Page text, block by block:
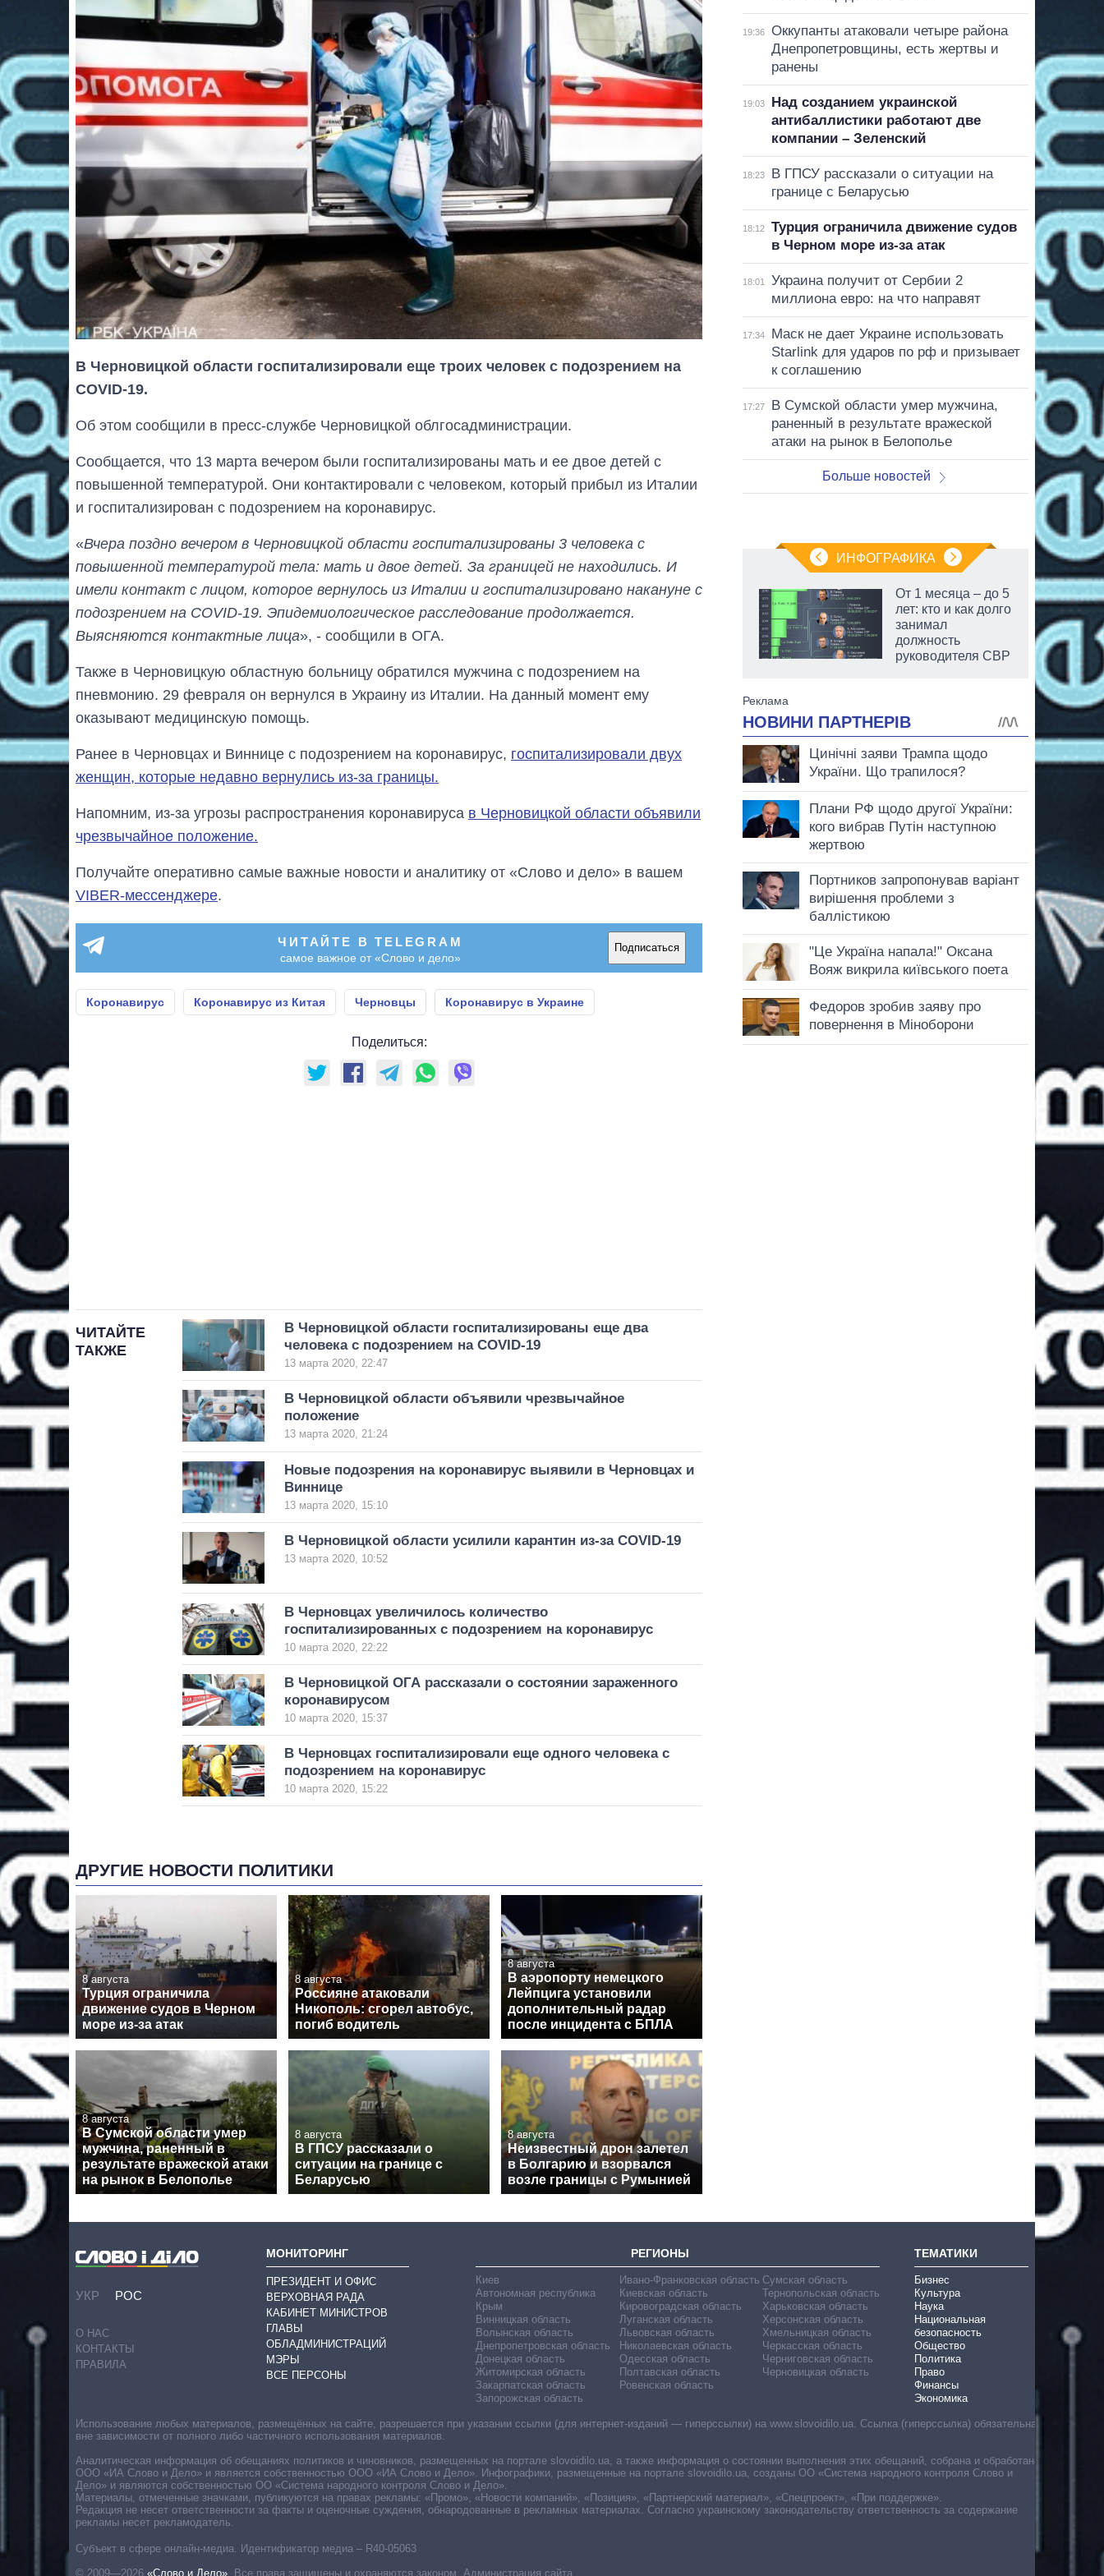
В Черновицкой области госпитализировали еще троих человек с подозрением на
COVID-19.
Об этом сообщили в пресс-службе Черновицкой облгосадминистрации.
Сообщается, что 13 марта вечером были госпитализированы мать и ее двое детей с
повышенной температурой. Они контактировали с человеком, который прибыл из Италии
и госпитализирован с подозрением на коронавирус.
«Вчера поздно вечером в Черновицкой области госпитализированы 3 человека с
повышенной температурой тела: мать и двое детей. За границей не находились. И
имели контакт с лицом, которое вернулось из Италии и госпитализировано накануне с
подозрением на COVID-19. Эпидемиологическое расследование продолжается.
Выясняются контактные лица», - сообщили в ОГА.
Также в Черновицкую областную больницу обратился мужчина с подозрением на
пневмонию. 29 февраля он вернулся в Украину из Италии. На данный момент ему
оказывают медицинскую помощь.
Ранее в Черновцах и Виннице с подозрением на коронавирус, госпитализировали двух
женщин, которые недавно вернулись из-за границы.
Напомним, из-за угрозы распространения коронавируса в Черновицкой области объявили
чрезвычайное положение.
Получайте оперативно самые важные новости и аналитику от «Слово и дело» в вашем
VIBER-мессенджере.
ЧИТАЙТЕ В TELEGRAM
самое важное от «Слово и дело»
Подписаться
Коронавирус Коронавирус из Китая Черновцы Коронавирус в Украине
Поделиться:
ЧИТАЙТЕ
ТАКЖЕ
В Черновицкой области госпитализированы еще два
человека с подозрением на COVID-19
13 марта 2020, 22:47
В Черновицкой области объявили чрезвычайное
положение
13 марта 2020, 21:24
Новые подозрения на коронавирус выявили в Черновцах и
Виннице
13 марта 2020, 15:10
В Черновицкой области усилили карантин из-за COVID-19
13 марта 2020, 10:52
В Черновцах увеличилось количество
госпитализированных с подозрением на коронавирус
10 марта 2020, 22:22
В Черновицкой ОГА рассказали о состоянии зараженного
коронавирусом
10 марта 2020, 15:37
В Черновцах госпитализировали еще одного человека с
подозрением на коронавирус
10 марта 2020, 15:22
ДРУГИЕ НОВОСТИ ПОЛИТИКИ
8 августа
Турция ограничила
движение судов в Черном
море из-за атак
8 августа
Россияне атаковали
Никополь: сгорел автобус,
погиб водитель
8 августа
В аэропорту немецкого
Лейпцига установили
дополнительный радар
после инцидента с БПЛА
8 августа
В Сумской области умер
мужчина, раненный в
результате вражеской атаки
на рынок в Белополье
8 августа
В ГПСУ рассказали о
ситуации на границе с
Беларусью
8 августа
Неизвестный дрон залетел
в Болгарию и взорвался
возле границы с Румынией
19:36
Оккупанты атаковали четыре района
Днепропетровщины, есть жертвы и
ранены
19:03
Над созданием украинской
антибаллистики работают две
компании – Зеленский
18:23
В ГПСУ рассказали о ситуации на
границе с Беларусью
18:12
Турция ограничила движение судов
в Черном море из-за атак
18:01
Украина получит от Сербии 2
миллиона евро: на что направят
17:34
Маск не дает Украине использовать
Starlink для ударов по рф и призывает
к соглашению
17:27
В Сумской области умер мужчина,
раненный в результате вражеской
атаки на рынок в Белополье
Больше новостей
ИНФОГРАФИКА
Как за 10 лет
изменилось
магистратуру и
аспирантуру
От 1 месяца – до 5
лет: кто и как долго
занимал
должность
руководителя СВР
УКР РОС
О НАС
КОНТАКТЫ
ПРАВИЛА
МОНИТОРИНГ
ПРЕЗИДЕНТ И ОФИС
ВЕРХОВНАЯ РАДА
КАБИНЕТ МИНИСТРОВ
ГЛАВЫ
ОБЛАДМИНИСТРАЦИЙ
МЭРЫ
ВСЕ ПЕРСОНЫ
РЕГИОНЫ
Киев
Автономная республика
Крым
Винницкая область
Волынская область
Днепропетровская область
Донецкая область
Житомирская область
Закарпатская область
Запорожская область
Ивано-Франковская область
Киевская область
Кировоградская область
Луганская область
Львовская область
Николаевская область
Одесская область
Полтавская область
Ровенская область
Сумская область
Тернопольская область
Харьковская область
Херсонская область
Хмельницкая область
Черкасская область
Черниговская область
Черновицкая область
ТЕМАТИКИ
Бизнес
Культура
Наука
Национальная
безопасность
Общество
Политика
Право
Финансы
Экономика
Субъект в сфере онлайн-медиа. Идентификатор медиа – R40-05063
© 2009—2026 «Слово и Дело» Все права защищены и охраняются законом. Администрация сайта
Использование любых материалов, размещённых на сайте, разрешается при указании ссылки (для интернет-изданий — гиперссылки) на www.slovoidilo.ua. Ссылка (гиперссылка) обязательна
вне зависимости от полного либо частичного использования материалов.
Аналитическая информация об обещаниях политиков и чиновников, размещенных на портале slovoidilo.ua, а также информация о состоянии выполнения этих обещаний, собрана и обработана
ООО «ИА Слово и Дело» и является собственностью ООО «ИА Слово и Дело». Инфографики, размещенные на портале slovoidilo.ua, созданы ОО «Система народного контроля Слово и
Дело» и являются собственностью ОО «Система народного контроля Слово и Дело».
Материалы, отмеченные значками, публикуются на правах рекламы: «Промо», «Новости компаний», «Позиция», «Партнерский материал», «Спецпроект», «При поддержке».
Редакция не несет ответственности за факты и оценочные суждения, обнародованные в рекламных материалах. Согласно украинскому законодательству ответственность за содержание
рекламы несет рекламодатель.